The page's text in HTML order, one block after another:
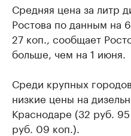
Средняя цена за литр
Ростова по данным на
27 коп., сообщает
больше, чем на 1 июня.
Среди крупных
низкие цены на
Краснодаре (32 руб.
руб. 09 коп.).